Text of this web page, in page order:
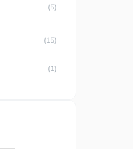
(5)
(15)
(1)